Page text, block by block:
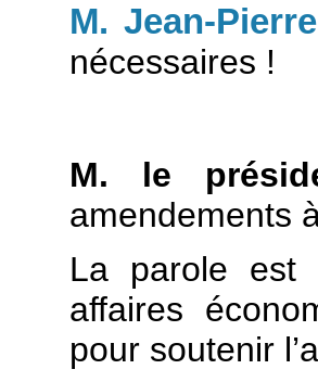
M. Jean-
nécessaires !
M. le
amendements
La parole est
affaires
pour soutenir